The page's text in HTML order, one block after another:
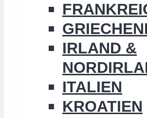
IRLAND &
ITALIEN
KROATIEN